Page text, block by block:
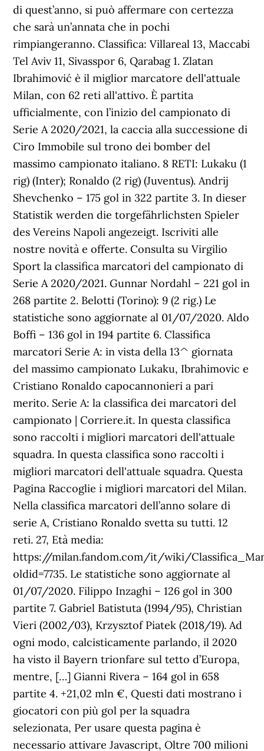
di quest’anno, si può affermare con certezza
che sarà un’annata che in pochi
rimpiangeranno. Classifica: Villareal 13, Maccabi
Tel Aviv 11, Sivasspor 6, Qarabag 1. Zlatan
Ibrahimović è il miglior marcatore dell'attuale
Milan, con 62 reti all'attivo. È partita
ufficialmente, con l’inizio del campionato di
Serie A 2020/2021, la caccia alla successione di
Ciro Immobile sul trono dei bomber del
massimo campionato italiano. 8 RETI: Lukaku (1
rig) (Inter); Ronaldo (2 rig) (Juventus). Andrij
Shevchenko – 175 gol in 322 partite 3. In dieser
Statistik werden die torgefährlichsten Spieler
des Vereins Napoli angezeigt. Iscriviti alle
nostre novità e offerte. Consulta su Virgilio
Sport la classifica marcatori del campionato di
Serie A 2020/2021. Gunnar Nordahl – 221 gol in
268 partite 2. Belotti (Torino): 9 (2 rig.) Le
statistiche sono aggiornate al 01/07/2020. Aldo
Boffi – 136 gol in 194 partite 6. Classifica
marcatori Serie A: in vista della 13^ giornata
del massimo campionato Lukaku, Ibrahimovic e
Cristiano Ronaldo capocannonieri a pari
merito. Serie A: la classifica dei marcatori del
campionato | Corriere.it. In questa classifica
sono raccolti i migliori marcatori dell'attuale
squadra. In questa classifica sono raccolti i
migliori marcatori dell'attuale squadra. Questa
Pagina Raccoglie i migliori marcatori del Milan.
Nella classifica marcatori dell’anno solare di
serie A, Cristiano Ronaldo svetta su tutti. 12
reti. 27, Età media:
https://milan.fandom.com/it/wiki/
oldid=7735. Le statistiche sono aggiornate al
01/07/2020. Filippo Inzaghi – 126 gol in 300
partite 7. Gabriel Batistuta (1994/95), Christian
Vieri (2002/03), Krzysztof Piatek (2018/19). Ad
ogni modo, calcisticamente parlando, il 2020
ha visto il Bayern trionfare sul tetto d’Europa,
mentre, […] Gianni Rivera – 164 gol in 658
partite 4. +21,02 mln €, Questi dati mostrano i
giocatori con più gol per la squadra
selezionata, Per usare questa pagina è
necessario attivare Javascript, Oltre 700 milioni